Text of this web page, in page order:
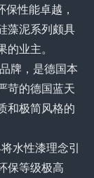
保性能卓越，
藻泥系列颇具
业主。
牌，是德国本
苛的德国蓝天
和极简风格的
水性漆理念引
保等级极高